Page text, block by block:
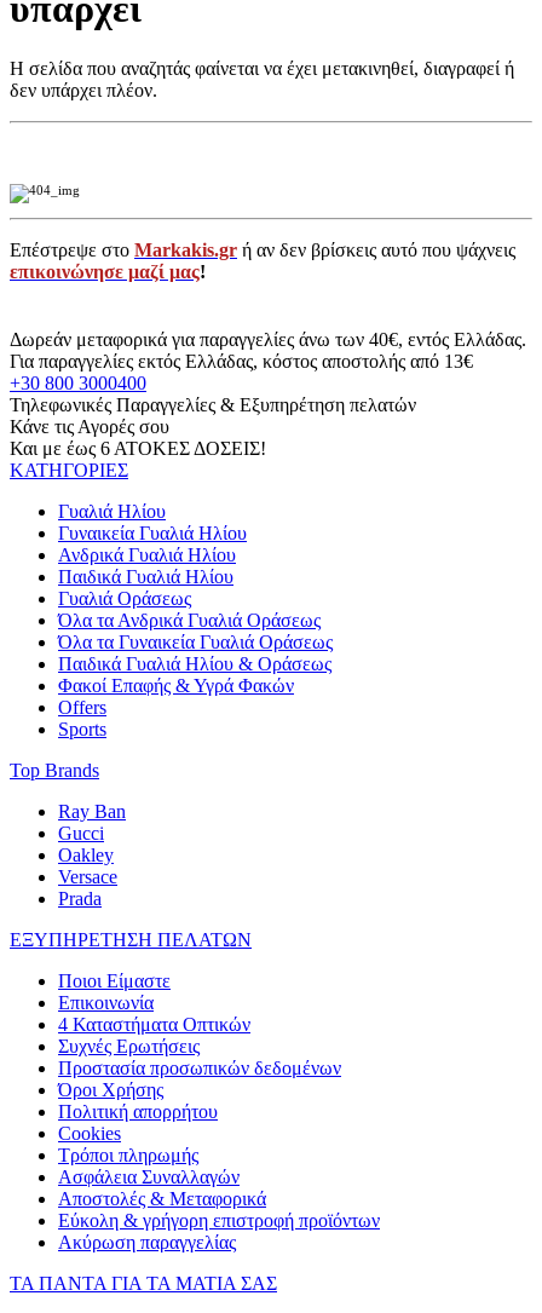
υπάρχει
Η σελίδα που αναζητάς φαίνεται να έχει μετακινηθεί, διαγραφεί ή
δεν υπάρχει πλέον.
Επέστρεψε στο Markakis.gr ή αν δεν βρίσκεις αυτό που ψάχνεις
επικοινώνησε μαζί μας!
Δωρεάν μεταφορικά για παραγγελίες άνω των 40€, εντός Ελλάδας.
Για παραγγελίες εκτός Ελλάδας, κόστος αποστολής από 13€
+30 800 3000400
Τηλεφωνικές Παραγγελίες & Εξυπηρέτηση πελατών
Κάνε τις Αγορές σου
Και με έως 6 ΑΤΟΚΕΣ ΔΟΣΕΙΣ!
ΚΑΤΗΓΟΡΙΕΣ
Γυαλιά Ηλίου
Γυναικεία Γυαλιά Ηλίου
Ανδρικά Γυαλιά Ηλίου
Παιδικά Γυαλιά Ηλίου
Γυαλιά Οράσεως
Όλα τα Ανδρικά Γυαλιά Οράσεως
Όλα τα Γυναικεία Γυαλιά Οράσεως
Παιδικά Γυαλιά Ηλίου & Οράσεως
Φακοί Επαφής & Υγρά Φακών
Offers
Sports
Top Brands
Ray Ban
Gucci
Oakley
Versace
Prada
ΕΞΥΠΗΡΕΤΗΣΗ ΠΕΛΑΤΩΝ
Ποιοι Είμαστε
Επικοινωνία
4 Καταστήματα Οπτικών
Συχνές Ερωτήσεις
Προστασία προσωπικών δεδομένων
Όροι Χρήσης
Πολιτική απορρήτου
Cookies
Τρόποι πληρωμής
Ασφάλεια Συναλλαγών
Αποστολές & Μεταφορικά
Εύκολη & γρήγορη επιστροφή προϊόντων
Ακύρωση παραγγελίας
ΤΑ ΠΑΝΤΑ ΓΙΑ ΤΑ ΜΑΤΙΑ ΣΑΣ